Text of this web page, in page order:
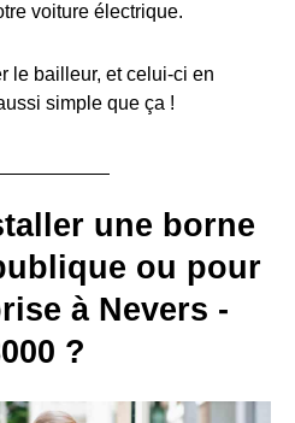
voiture électrique.
le bailleur, et celui-ci en
simple que ça !
une borne
ou pour
à Nevers -
?